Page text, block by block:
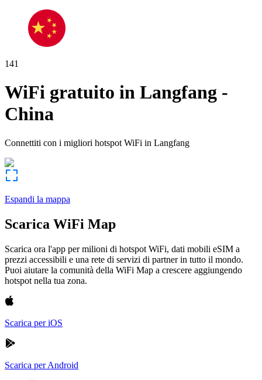
141
WiFi gratuito in Langfang -
China
Connettiti con i migliori hotspot WiFi in Langfang
Espandi la mappa
Scarica WiFi Map
Scarica ora l'app per milioni di hotspot WiFi, dati mobili eSIM a
prezzi accessibili e una rete di servizi di partner in tutto il mondo.
Puoi aiutare la comunità della WiFi Map a crescere aggiungendo
hotspot nella tua zona.
Scarica per iOS
Scarica per Android